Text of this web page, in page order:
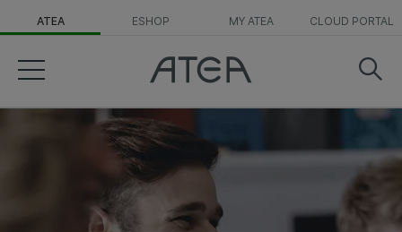
ATEA ESHOP MY ATEA CLOUD PORTAL